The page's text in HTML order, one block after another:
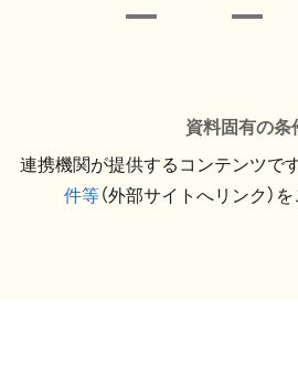
資料固有の条
連携機関が提供するコンテンツです
件等（外部サイトへリンク）